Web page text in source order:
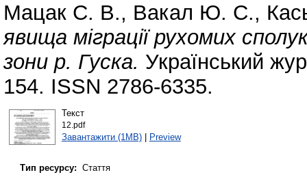
Мацак С. В., Вакал Ю. С.,
явища міграції рухомих
зони р. Гуска. Український
154. ISSN 2786-6335.
Текст
12.pdf
Завантажити (1MB)| Preview
Тип ресурсу: Стаття